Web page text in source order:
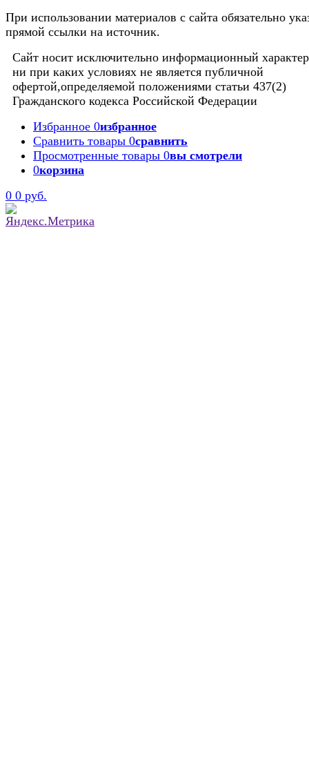
При использовании материалов с сайта обязательно
прямой ссылки на источник.
Сайт носит исключительно информационный
ни при каких условиях не является публичной
офертой,определяемой положениями статьи 437(2)
Гражданского кодекса Российской Федерации
Избранное 0избранное
Сравнить товары 0сравнить
Просмотренные товары 0вы смотрели
0корзина
0 0 руб.